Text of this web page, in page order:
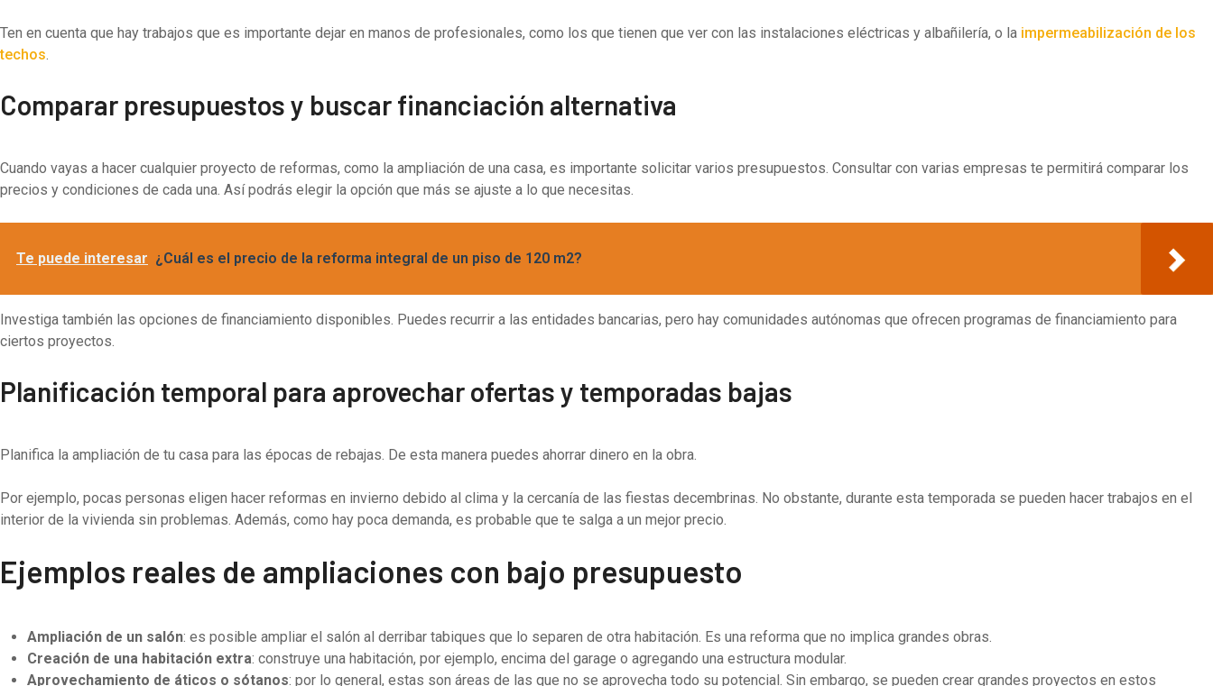
Ten en cuenta que hay trabajos que es importante dejar en manos de profesionales, como los que tienen que ver con las instalaciones eléctricas y albañilería, o la impermeabilización de los
techos
Comparar presupuestos y buscar financiación alternativa
Cuando vayas a hacer cualquier proyecto de reformas, como la ampliación de una casa, es importante solicitar varios presupuestos. Consultar con varias empresas te permitirá comparar los
precios y condiciones de cada una. Así podrás elegir la opción que más se ajuste a lo que necesitas.
Te puede interesar ¿Cuál es el precio de la reforma integral de un piso de 120 m2?
Investiga también las opciones de financiamiento disponibles. Puedes recurrir a las entidades bancarias, pero hay comunidades autónomas que ofrecen programas de financiamiento para
ciertos proyectos.
Planificación temporal para aprovechar ofertas y temporadas bajas
Planifica la ampliación de tu casa para las épocas de rebajas. De esta manera puedes ahorrar dinero en la obra.
Por ejemplo, pocas personas eligen hacer reformas en invierno debido al clima y la cercanía de las fiestas decembrinas. No obstante, durante esta temporada se pueden hacer trabajos en el
interior de la vivienda sin problemas. Además, como hay poca demanda, es probable que te salga a un mejor precio.
Ejemplos reales de ampliaciones con bajo presupuesto
Ampliación de un salón: es posible ampliar el salón al derribar tabiques que lo separen de otra habitación. Es una reforma que no implica grandes obras.
Creación de una habitación extra: construye una habitación, por ejemplo, encima del garage o agregando una estructura modular.
Aprovechamiento de áticos o sótanos: por lo general, estas son áreas de las que no se aprovecha todo su potencial. Sin embargo, se pueden crear grandes proyectos en estos